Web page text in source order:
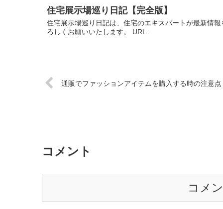
住宅展示場巡り日記【完全版】
住宅展示場巡り日記は、住宅のエキスパートが最新情
ろしくお願いいたします。 URL:
通販でファッションアイテムを購入する時の注意点
コメント
コメ